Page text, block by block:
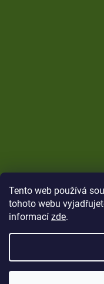
Tento web používá
tohoto webu
informací zde.
Copyright 2026